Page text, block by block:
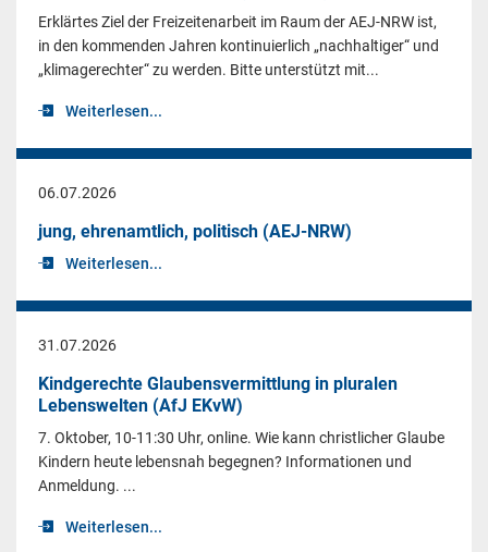
Erklärtes Ziel der Freizeitenarbeit im Raum der AEJ-NRW ist,
in den kommenden Jahren kontinuierlich „nachhaltiger“ und
„klimagerechter“ zu werden. Bitte unterstützt mit...
Weiterlesen...
06.07.2026
jung, ehrenamtlich, politisch (AEJ-NRW)
Weiterlesen...
31.07.2026
Kindgerechte Glaubensvermittlung in pluralen
Lebenswelten (AfJ EKvW)
7. Oktober, 10-11:30 Uhr, online. Wie kann christlicher Glaube
Kindern heute lebensnah begegnen? Informationen und
Anmeldung. ...
Weiterlesen...